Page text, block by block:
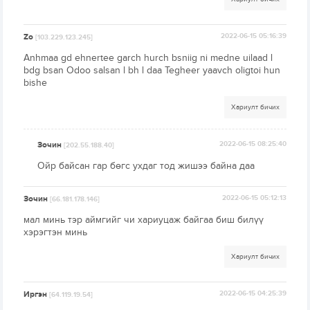
Zo[103.229.123.245] 2022-06-15 05:16:39
Anhmaa gd ehnertee garch hurch bsniig ni medne uilaad l
bdg bsan Odoo salsan l bh l daa Tegheer yaavch oligtoi hun
bishe
Хариулт бичих
Зочин[202.55.188.40] 2022-06-15 08:25:40
Ойр байсан гар бөгс ухдаг тод жишээ байна даа
Зочин[66.181.178.146] 2022-06-15 05:12:13
мал минь тэр аймгийг чи хариуцаж байгаа биш билүү
хэрэгтэн минь
Хариулт бичих
Иргэн[64.119.19.54] 2022-06-15 04:25:39